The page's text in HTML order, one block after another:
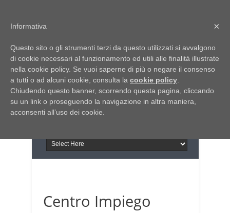
Italia Notizie
Giornale di Basilicata
Giornale di Puglia
INFORMAPUGLIA
Il portale n.1 del lavoro
in Puglia
Centro Impiego
×
Informativa
Questo sito o gli strumenti terzi da questo utilizzati si avvalgono
di cookie necessari al funzionamento ed utili alle finalità illustrate
nella cookie policy. Se vuoi saperne di più o negare il consenso
a tutti o ad alcuni cookie, consulta la cookie policy
Chiudendo questo banner, scorrendo questa pagina, cliccando
su un link o proseguendo la navigazione in altra maniera,
acconsenti all’uso dei cookie.